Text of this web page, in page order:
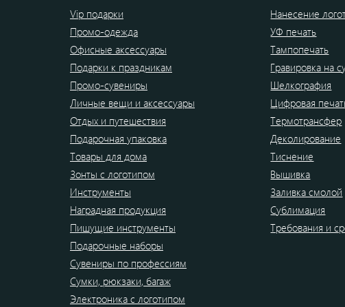
Vip подарки
Промо-одежда
Офисные аксессуары
Подарки к праздникам
Промо-сувениры
Личные вещи и аксессуары
Отдых и путешествия
Подарочная упаковка
Товары для дома
Зонты с логотипом
Инструменты
Наградная продукция
Пишущие инструменты
Подарочные наборы
Сувениры по профессиям
Сумки, рюкзаки, багаж
Электроника с логотипом
Нанесение
УФ печать
Тампопечать
Гравировка на
Шелкография
Цифровая
Термотрансфер
Деколирование
Тиснение
Вышивка
Заливка смолой
Сублимация
Требования и